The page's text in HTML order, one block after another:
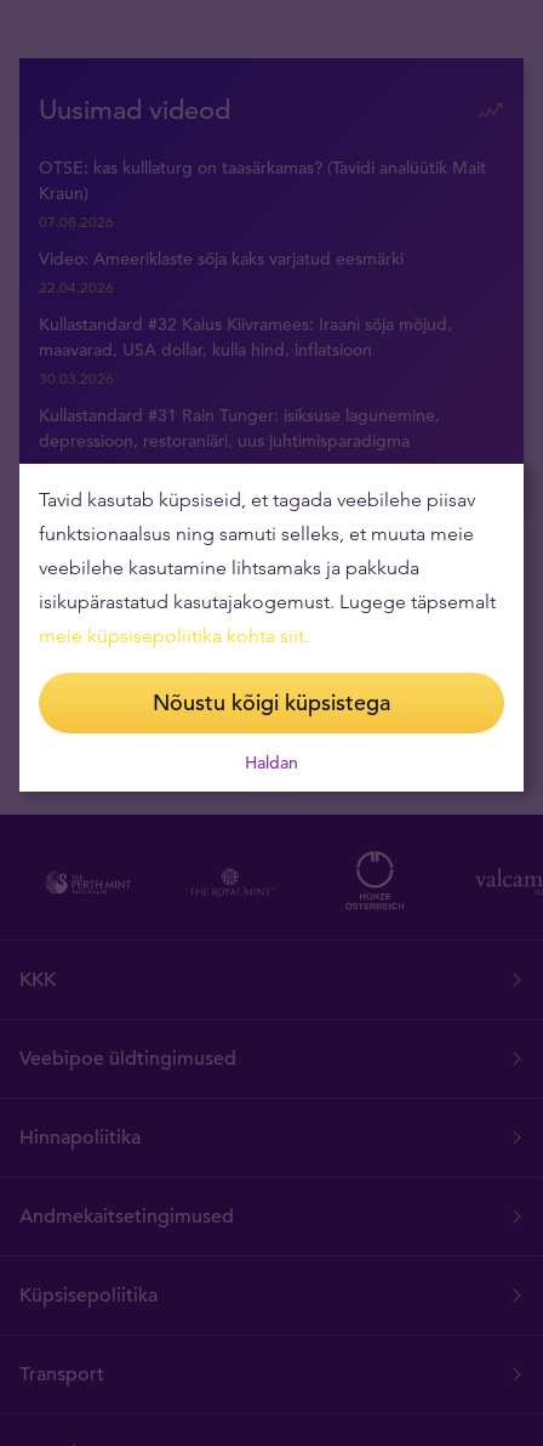
Uusimad videod
OTSE: kas kulllaturg on taasärkamas? (Tavidi analüütik Mait
Kraun)
07.08.2026
Video: Ameeriklaste sõja kaks varjatud eesmärki
22.04.2026
Kullastandard #32 Kaius Kiivramees: Iraani sõja mõjud,
maavarad, USA dollar, kulla hind, inflatsioon
30.03.2026
Kullastandard #31 Rain Tunger: isiksuse lagunemine,
depressioon, restoraniäri, uus juhtimisparadigma
09.03.2026
KKK
Veebipoe üldtingimused
Hinnapoliitika
Andmekaitsetingimused
Küpsisepoliitika
Transport
Tavid kasutab küpsiseid, et tagada veebilehe piisav
funktsionaalsus ning samuti selleks, et muuta meie
veebilehe kasutamine lihtsamaks ja pakkuda
isikupärastatud kasutajakogemust. Lugege täpsemalt
meie küpsisepoliitika kohta siit.
Nõustu kõigi küpsistega
Haldan